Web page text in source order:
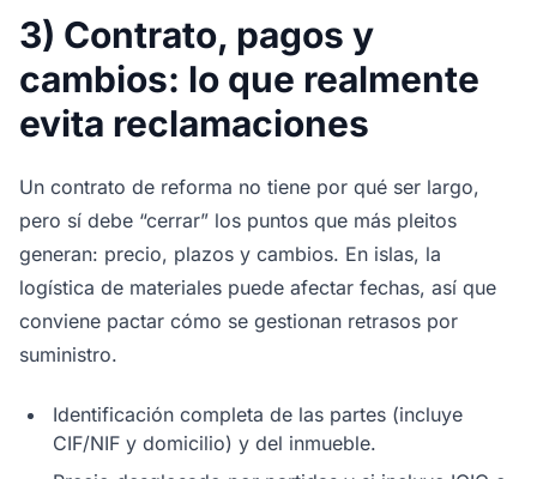
3) Contrato, pagos y
cambios: lo que realmente
evita reclamaciones
Un contrato de reforma no tiene por qué ser largo,
pero sí debe “cerrar” los puntos que más pleitos
generan: precio, plazos y cambios. En islas, la
logística de materiales puede afectar fechas, así que
conviene pactar cómo se gestionan retrasos por
suministro.
Identificación completa de las partes (incluye
CIF/NIF y domicilio) y del inmueble.